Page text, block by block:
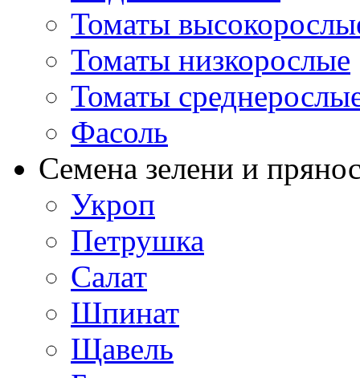
Томаты
Томаты низкорослые
Томаты
Фасоль
Семена зелени и
Укроп
Петрушка
Салат
Шпинат
Щавель